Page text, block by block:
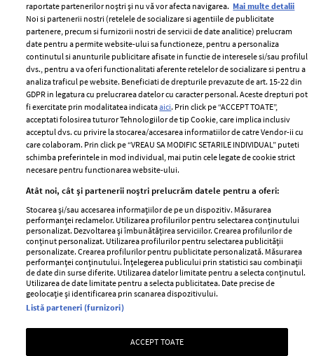
ELLE Style Awards
2024
Despre ELLE
Romania
Contact
Abonamente
Termeni si conditii
Politica de
confidențialitate
Politica de cookies
Publicitate
GSP
Unica
Baby
Retete
femei
Viva
Avantaje
Retete practice
Pariază responsabil! Decizia ONJN nr. 821/25.09.2025.
Jocurile de noroc sunt interzise minorilor.
raportate partenerilor noștri și nu vă vor afecta navigarea. Mai multe detalii
Noi si partenerii nostri (retelele de socializare si agentiile de publicitate
partenere, precum si furnizorii nostri de servicii de date analitice) prelucram
date pentru a permite website-ului sa functioneze, pentru a personaliza
continutul si anunturile publicitare afisate in functie de interesele si/sau profilul
dvs., pentru a va oferi functionalitati aferente retelelor de socializare si pentru a
analiza traficul pe website. Beneficiati de drepturile prevazute de art. 15-22 din
GDPR in legatura cu prelucrarea datelor cu caracter personal. Aceste drepturi pot
fi exercitate prin modalitatea indicataaici. Prin click pe “ACCEPT TOATE”,
acceptati folosirea tuturor Tehnologiilor de tip Cookie, care implica inclusiv
acceptul dvs. cu privire la stocarea/accesarea informatiilor de catre Vendor-ii cu
care colaboram. Prin click pe “VREAU SA MODIFIC SETARILE INDIVIDUAL” puteti
schimba preferintele in mod individual, mai putin cele legate de cookie strict
necesare pentru functionarea website-ului.
Atât noi, cât și partenerii noștri prelucrăm datele pentru a oferi:
Stocarea și/sau accesarea informațiilor de pe un dispozitiv. Măsurarea
performanței reclamelor. Utilizarea profilurilor pentru selectarea conținutului
personalizat. Dezvoltarea și îmbunătățirea serviciilor. Crearea profilurilor de
conținut personalizat. Utilizarea profilurilor pentru selectarea publicității
personalizate. Crearea profilurilor pentru publicitate personalizată. Măsurarea
performanței conținutului. Înțelegerea publicului prin statistici sau combinații
de date din surse diferite. Utilizarea datelor limitate pentru a selecta conținutul.
Utilizarea de date limitate pentru a selecta publicitatea. Date precise de
geolocație și identificarea prin scanarea dispozitivului.
Listă parteneri (furnizori)
ACCEPT TOATE